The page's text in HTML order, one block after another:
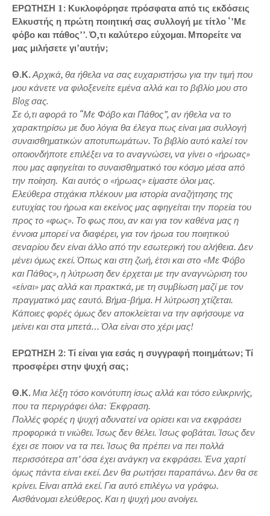
ΕΡΩΤΗΣΗ 1: Κυκλοφόρησε πρόσφατα από τις εκδόσεις
Ελκυστής η πρώτη ποιητική σας συλλογή με τίτλο ‘’Με
φόβο και πάθος’’. Ό,τι καλύτερο εύχομαι. Μπορείτε να
μας μιλήσετε γι’αυτήν;
Θ.Κ.Αρχικά, θα ήθελα να σας ευχαριστήσω για την τιμή που
μου κάνετε να φιλοξενείτε εμένα αλλά και το βιβλίο μου στο
Blog σας.
Σε ό,τι αφορά το “Με Φόβο και Πάθος”, αν ήθελα να το
χαρακτηρίσω με δυο λόγια θα έλεγα πως είναι μια συλλογή
συναισθηματικών αποτυπωμάτων. Το βιβλίο αυτό καλεί τον
οποιονδήποτε επιλέξει να το αναγνώσει, να γίνει ο «ήρωας»
που μας αφηγείται το συναισθηματικό του κόσμο μέσα από
την ποίηση. Και αυτός ο «ήρωας» είμαστε όλοι μας.
Ελεύθερα στιχάκια πλέκουν μια ιστορία αναζήτησης της
ευτυχίας του ήρωα και εκείνος μας αφηγείται την πορεία του
προς το «φως». Το φως που, αν και για τον καθένα μας η
έννοια μπορεί να διαφέρει, για τον ήρωα του ποιητικού
σεναρίου δεν είναι άλλο από την εσωτερική του αλήθεια. Δεν
μένει όμως εκεί. Όπως και στη ζωή, έτσι και στο «Με Φόβο
και Πάθος», η λύτρωση δεν έρχεται με την αναγνώριση του
«είναι» μας αλλά και πρακτικά, με τη συμβίωση μαζί με τον
πραγματικό μας εαυτό. Βήμα-βήμα. Η λύτρωση χτίζεται.
Κάποιες φορές όμως δεν αποκλείεται να την αφήσουμε να
μείνει και στα μπετά… Όλα είναι στο χέρι μας!
ΕΡΩΤΗΣΗ 2: Τί είναι για εσάς η συγγραφή ποιημάτων; Τί
προσφέρει στην ψυχή σας;
Θ.Κ.Μια λέξη τόσο κοινότυπη ίσως αλλά και τόσο ειλικρινής,
που τα περιγράφει όλα: Έκφραση.
Πολλές φορές η ψυχή αδυνατεί να ορίσει και να εκφράσει
προφορικά τι νιώθει. Ίσως δεν θέλει. Ίσως φοβάται. Ίσως δεν
έχει σε ποιον να τα πει. Ίσως θα πρέπει να πει πολλά
περισσότερα απ’ όσα έχει ανάγκη να εκφράσει. Ένα χαρτί
όμως πάντα είναι εκεί. Δεν θα ρωτήσει παραπάνω. Δεν θα σε
κρίνει. Είναι απλά εκεί. Για αυτό επιλέγω να γράφω.
Αισθάνομαι ελεύθερος. Και η ψυχή μου ανοίγει.